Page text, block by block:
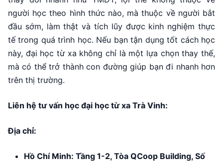
người học theo hình thức nào, mà thuộc về người bắt
đầu sớm, làm thật và tích lũy được kinh nghiệm thực
tế trong quá trình học. Nếu bạn tận dụng tốt cách học
này, đại học từ xa không chỉ là một lựa chọn thay thế,
mà có thể trở thành con đường giúp bạn đi nhanh hơn
trên thị trường.
Liên hệ tư vấn học đại học từ xa Trà Vinh:
Địa chỉ:
Hồ Chí Minh: Tầng 1-2, Tòa QCoop Building, Số